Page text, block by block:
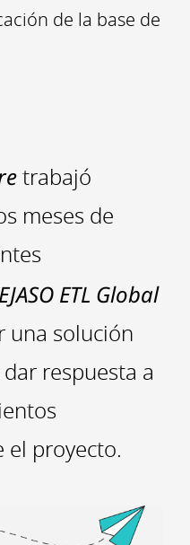
trabajó
meses de
EJASO ETL Global
una solución
respuesta a
proyecto.
de la base de